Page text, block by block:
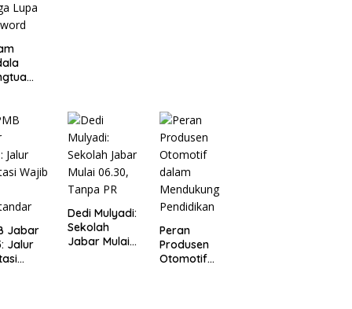
Salah
Lupa
Jabar
Jalur
Dedi Mulyadi:
Sekolah
Jabar Mulai
Peran
Produsen
Otomotif